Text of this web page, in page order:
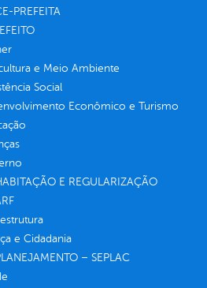
PREFEITA
e Meio Ambiente
Social
Econômico e Turismo
E REGULARIZAÇÃO
e Cidadania
– SEPLAC